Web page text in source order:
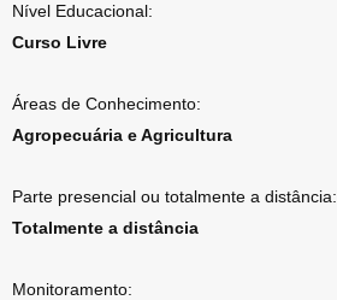
Nível Educacional:
Curso Livre
Áreas de Conhecimento:
Agropecuária e Agricultura
Parte presencial ou totalmente a distância:
Totalmente a distância
Monitoramento: